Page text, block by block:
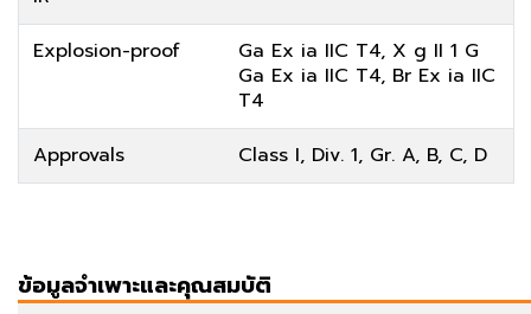
Explosion-proof
Ga Ex ia IIC T4, X g II 1 G
Ga Ex ia IIC T4, Br Ex ia IIC
T4
Approvals
Class I, Div. 1, Gr. A, B, C, D
ข้อมูลจำเพาะและคุณสมบัติ